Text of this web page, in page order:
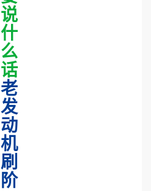
说
什
么
话
老
发
动
机
刷
阶